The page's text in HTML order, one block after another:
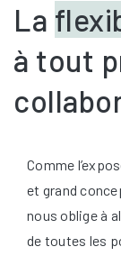
La
à tout
Comme
et grand
nous oblige à
de toutes les